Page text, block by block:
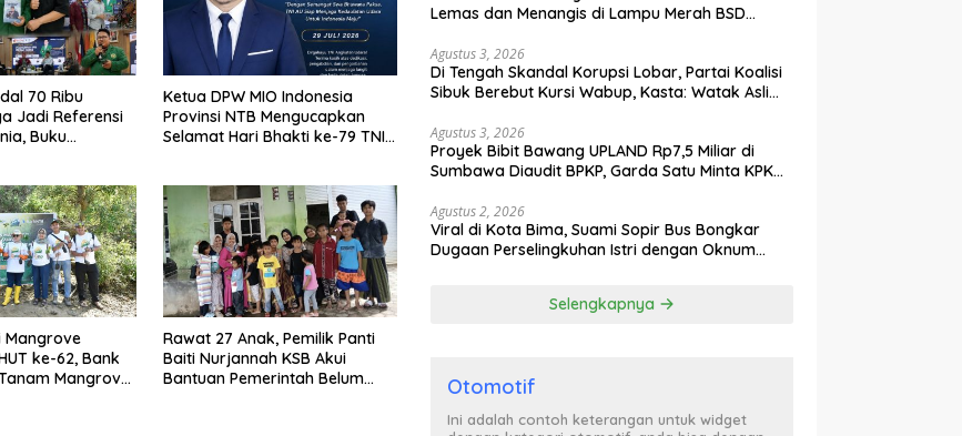
70 Ribu
Jadi Referensi
Buku
Ketua DPW MIO Indonesia
Provinsi NTB Mengucapkan
Selamat Hari Bhakti ke-79 TNI
Mangrove
ke-62, Bank
Mangrove
Rawat 27 Anak, Pemilik Panti
Baiti Nurjannah KSB Akui
Bantuan Pemerintah Belum
Lemas dan Menangis di Lampu Merah BSD
Agustus 3, 2026
Di Tengah Skandal Korupsi Lobar, Partai Koalisi
Sibuk Berebut Kursi Wabup, Kasta: Watak Asli
Agustus 3, 2026
Proyek Bibit Bawang UPLAND Rp7,5 Miliar di
Sumbawa Diaudit BPKP, Garda Satu Minta KPK
Agustus 2, 2026
Viral di Kota Bima, Suami Sopir Bus Bongkar
Dugaan Perselingkuhan Istri dengan Oknum
Selengkapnya
Otomotif
Ini adalah contoh keterangan untuk widget